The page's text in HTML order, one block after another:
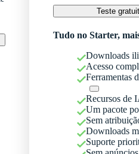
Teste
Tudo no Starter,
Downloads
Acesso
Ferramentas
Recursos de
Um pacote
Sem
Downloads
Suporte